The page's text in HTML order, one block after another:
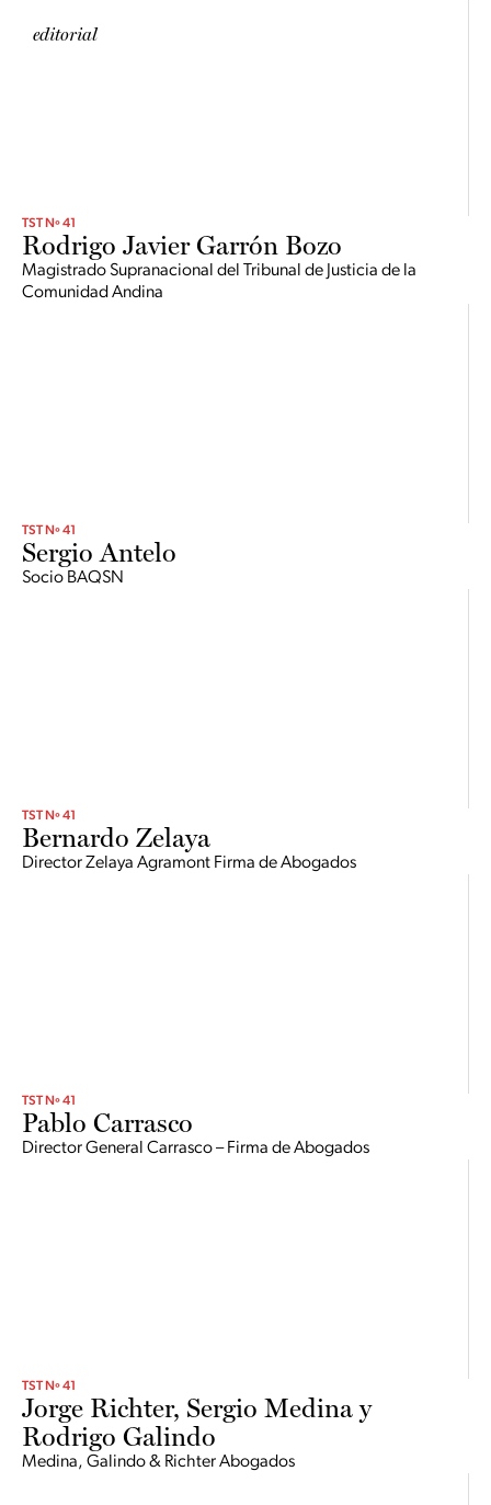
editorial
TST Nº 41
Rodrigo Javier Garrón Bozo
Magistrado Supranacional del Tribunal de Justicia de la
Comunidad Andina
TST Nº 41
Sergio Antelo
Socio BAQSN
TST Nº 41
Bernardo Zelaya
Director Zelaya Agramont Firma de Abogados
TST Nº 41
Pablo Carrasco
Director General Carrasco – Firma de Abogados
TST Nº 41
Jorge Richter, Sergio Medina y
Rodrigo Galindo
Medina, Galindo & Richter Abogados